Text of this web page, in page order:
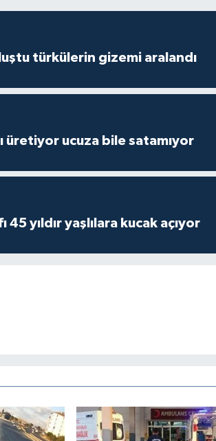
türkülerin gizemi aralandı
üretiyor ucuza bile satamıyor
45 yıldır yaşlılara kucak açıyor